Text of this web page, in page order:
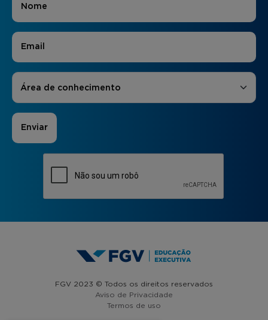
E-mail
Áreas de Interesse
Área de conhecimento
FGV 2023 © Todos os direitos reservados
Aviso de Privacidade
Termos de uso